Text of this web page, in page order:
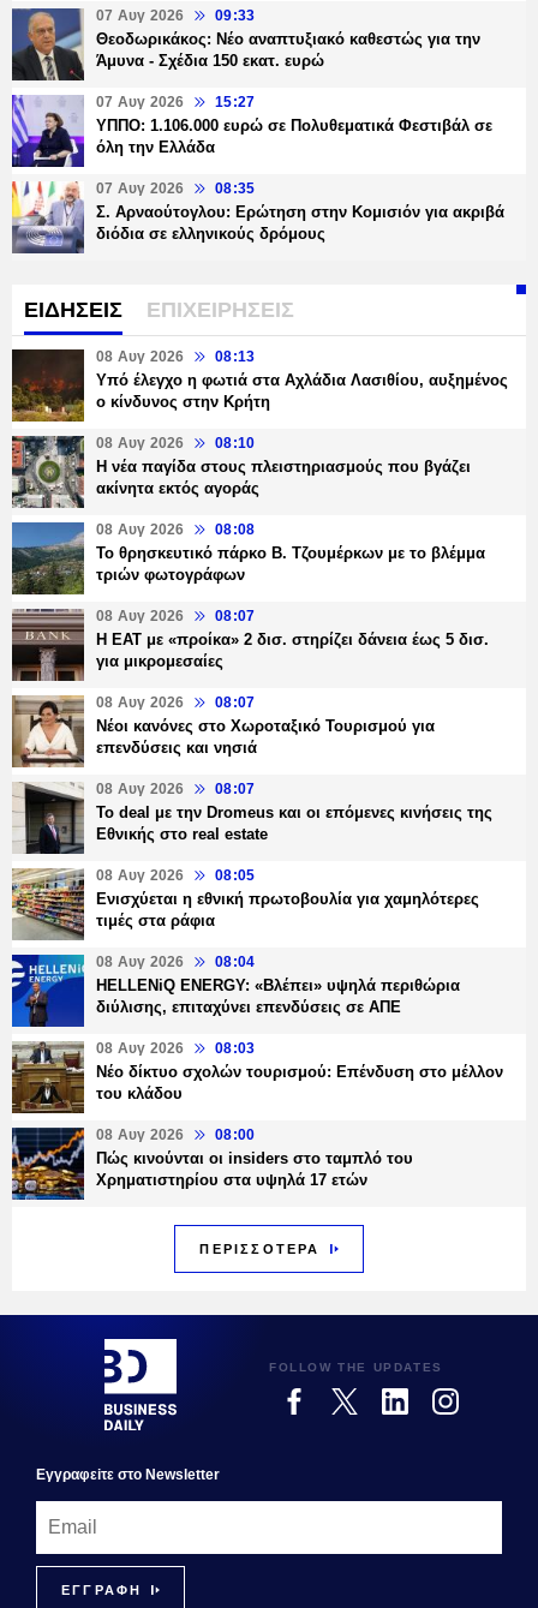
07 Αυγ 2026 09:33
Θεοδωρικάκος: Νέο αναπτυξιακό καθεστώς για την
Άμυνα - Σχέδια 150 εκατ. ευρώ
07 Αυγ 2026 15:27
ΥΠΠΟ: 1.106.000 ευρώ σε Πολυθεματικά Φεστιβάλ σε
όλη την Ελλάδα
07 Αυγ 2026 08:35
Σ. Αρναούτογλου: Ερώτηση στην Κομισιόν για ακριβά
διόδια σε ελληνικούς δρόμους
ΕΙΔΗΣΕΙΣ ΕΠΙΧΕΙΡΗΣΕΙΣ
08 Αυγ 2026 08:13
Υπό έλεγχο η φωτιά στα Αχλάδια Λασιθίου, αυξημένος
ο κίνδυνος στην Κρήτη
08 Αυγ 2026 08:10
Η νέα παγίδα στους πλειστηριασμούς που βγάζει
ακίνητα εκτός αγοράς
08 Αυγ 2026 08:08
Το θρησκευτικό πάρκο Β. Τζουμέρκων με το βλέμμα
τριών φωτογράφων
08 Αυγ 2026 08:07
Η ΕΑΤ με «προίκα» 2 δισ. στηρίζει δάνεια έως 5 δισ.
για μικρομεσαίες
08 Αυγ 2026 08:07
Νέοι κανόνες στο Χωροταξικό Τουρισμού για
επενδύσεις και νησιά
08 Αυγ 2026 08:07
Το deal με την Dromeus και οι επόμενες κινήσεις της
Εθνικής στο real estate
08 Αυγ 2026 08:05
Ενισχύεται η εθνική πρωτοβουλία για χαμηλότερες
τιμές στα ράφια
08 Αυγ 2026 08:04
HELLENiQ ENERGY: «Βλέπει» υψηλά περιθώρια
διύλισης, επιταχύνει επενδύσεις σε ΑΠΕ
08 Αυγ 2026 08:03
Νέο δίκτυο σχολών τουρισμού: Επένδυση στο μέλλον
του κλάδου
08 Αυγ 2026 08:00
Πώς κινούνται οι insiders στο ταμπλό του
Χρηματιστηρίου στα υψηλά 17 ετών
ΠΕΡΙΣΣΟΤΕΡΑ
FOLLOW THE UPDATES
Εγγραφεiτε στο Newsletter